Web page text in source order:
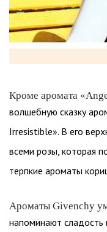
Кроме аромата
волшебную сказку
Irresistible». В его
всеми розы, которая
терпкие ароматы
Ароматы Givenchy
напоминают сладость